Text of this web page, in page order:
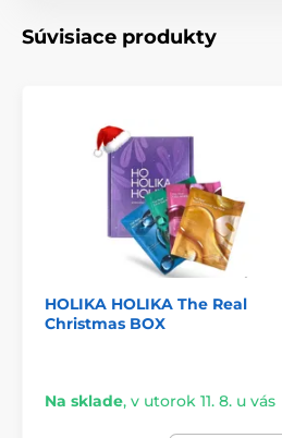
Súvisiace produkty
HOLIKA HOLIKA The Real
Christmas BOX
Na sklade, v utorok 11. 8. u vás